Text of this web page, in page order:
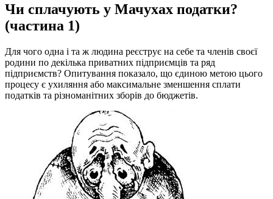
Чи сплачують у Мачухах податки?
(частина 1)
Для чого одна і та ж людина реєструє на себе та членів своєї
родини по декілька приватних підприємців та ряд
підприємств? Опитування показало, що єдиною метою цього
процесу є ухиляння або максимальне зменшення сплати
податків та різноманітних зборів до бюджетів.